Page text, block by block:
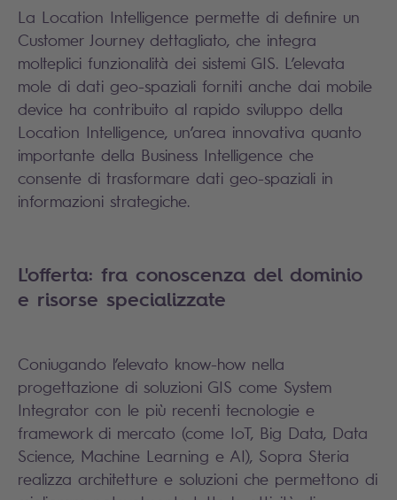
La Location Intelligence permette di definire un
Customer Journey dettagliato, che integra
molteplici funzionalità dei sistemi GIS. L’elevata
mole di dati geo-spaziali forniti anche dai mobile
device ha contribuito al rapido sviluppo della
Location Intelligence, un’area innovativa quanto
importante della Business Intelligence che
consente di trasformare dati geo-spaziali in
informazioni strategiche.
L'offerta: fra conoscenza del dominio
e risorse specializzate
Coniugando l’elevato know-how nella
progettazione di soluzioni GIS come System
Integrator con le più recenti tecnologie e
framework di mercato (come IoT, Big Data, Data
Science, Machine Learning e AI), Sopra Steria
realizza architetture e soluzioni che permettono di